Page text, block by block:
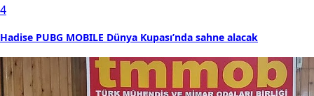
4
Hadise PUBG MOBILE Dünya Kupası’nda sahne alacak